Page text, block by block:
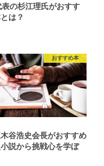
の杉江理氏がおすす
は？
おすすめ本
谷浩史会長がおすすめ
説から挑戦心を学ぼ